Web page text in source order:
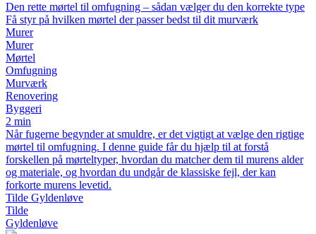
Den rette mørtel til omfugning – sådan vælger du den korrekte type
Få styr på hvilken mørtel der passer bedst til dit murværk
Murer
Murer
Mørtel
Omfugning
Murværk
Renovering
Byggeri
2 min
Når fugerne begynder at smuldre, er det vigtigt at vælge den rigtige
mørtel til omfugning. I denne guide får du hjælp til at forstå
forskellen på mørteltyper, hvordan du matcher dem til murens alder
og materiale, og hvordan du undgår de klassiske fejl, der kan
forkorte murens levetid.
Tilde Gyldenløve
Tilde
Gyldenløve